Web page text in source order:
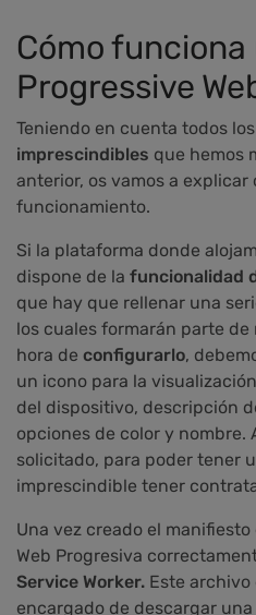
Cómo funciona
Progressive
Teniendo en cuenta todos los
imprescindibles que hemos
anterior, os vamos a explicar
funcionamiento.
Si la plataforma donde
dispone de la funcionalidad
que hay que rellenar una
los cuales formarán parte
hora de configurarlo,
un icono para la
del dispositivo, descripción
opciones de color y
solicitado, para poder tener
imprescindible tener
Una vez creado el
Web Progresiva
Service Worker. Este
encargado de descargar